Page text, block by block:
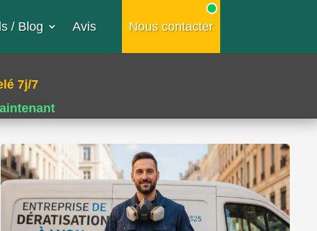
/ Blog Avis Nous contacter
7j/7